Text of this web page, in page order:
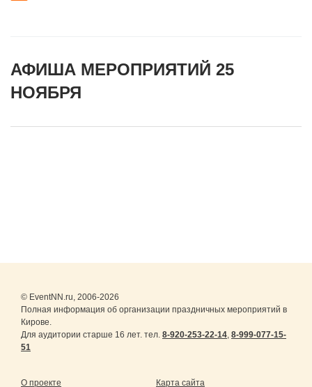
АФИША МЕРОПРИЯТИЙ 25
НОЯБРЯ
© EventNN.ru, 2006-2026
Полная информация об организации праздничных мероприятий в
Кирове.
Для аудитории старше 16 лет. тел. 8-920-253-22-14, 8-999-077-15-
51
О проекте Карта сайта